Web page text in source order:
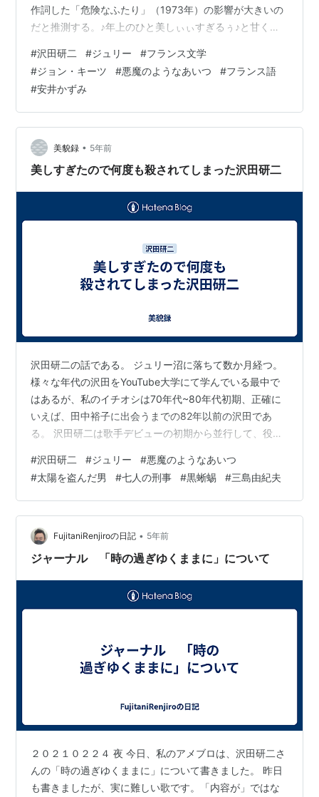
作詞した「危険なふたり」（1973年）の影響が大きいの
だと推測する。♪年上のひと美しぃぃすぎるぅ♪と甘くシ
ツバメという、イメージが決定的になったのではない
か。実際、75年に7歳年上の伊藤エミ夫人と結婚したし
ね。 youtu.be 話は変わるが、私は75年に海外進出した
沢田の楽曲、特にフランス進出の際に作られた楽曲がど
れも素晴らしくて大好きである。沢田の持ち歌をフラン
ス語に訳して歌わせるのではな…
#沢田研二 #ジュリー #フランス文学
#ジョン・キーツ #悪魔のようなあいつ #フランス語
#安井かずみ
美貌録 • 5年前
美しすぎたので何度も殺されてしまった沢田研二
沢田研二の話である。 ジュリー沼に落ちて数か月経つ。
様々な年代の沢田をYouTube大学にて学んでいる最中で
はあるが、私のイチオシは70年代~80年代初期、正確に
いえば、田中裕子に出会うまでの82年以前の沢田であ
る。 沢田研二は歌手デビューの初期から並行して、役者
から、テレビドラマは72年「刑事くん」「太陽にほえ
ろ」75年に「悪魔のようなあいつ」、78年「七人の刑
事」にゲスト出演、映画は79年「太陽を盗んだ男」など
など。 70年代の出演作の共通点は、たいてい犯罪者で、
死ぬということ。射殺されてみたり、自殺してみたり、
とにかく死ぬ。死なないこと…
#沢田研二 #ジュリー #悪魔のようなあいつ
#太陽を盗んだ男 #七人の刑事 #黒蜥蜴 #三島由紀夫
FujitaniRenjiroの日記 • 5年前
ジャーナル 「時の過ぎゆくままに」について
２０２１０２２４ 夜 今日、私のアメブロは、沢田研二さ
んの「時の過ぎゆくままに」について書きました。 昨日
も書きましたが、実に難しい歌です。「内容が」ではな